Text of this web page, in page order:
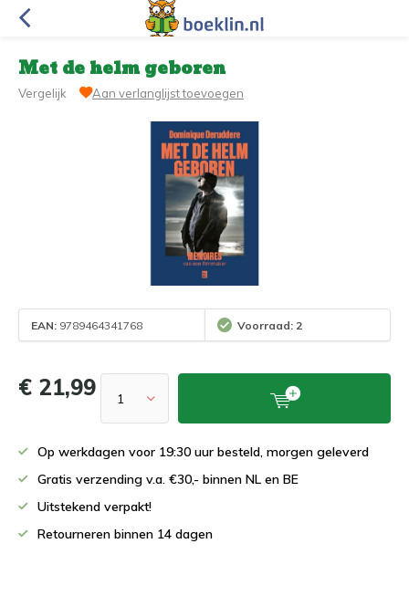
Met de helm geboren
Vergelijk Aan verlanglijst toevoegen
EAN: 9789464341768 Voorraad: 2
€ 21,99
Op werkdagen voor 19:30 uur besteld, morgen geleverd
Gratis verzending v.a. €30,- binnen NL en BE
Uitstekend verpakt!
Retourneren binnen 14 dagen